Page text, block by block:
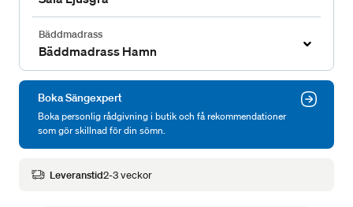
Bäddmadrass
Bäddmadrass Hamn
Boka Sängexpert
Boka personlig rådgivning i butik och få rekommendationer
som gör skillnad för din sömn.
Leveranstid2-3 veckor